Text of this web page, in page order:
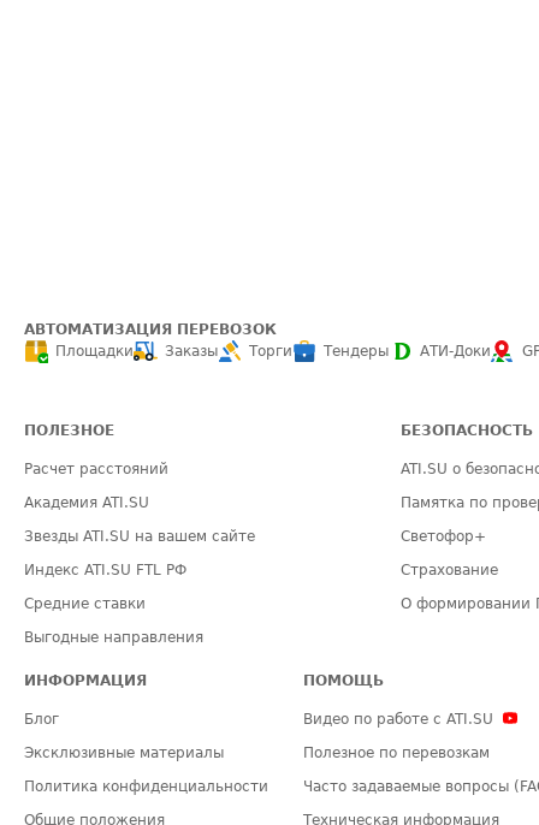
АВТОМАТИЗАЦИЯ ПЕРЕВОЗОК
Площадки
Заказы Торги Тендеры АТИ-Доки
ПОЛЕЗНОЕ
Расчет расстояний
Академия ATI.SU
Звезды ATI.SU на вашем сайте
Индекс ATI.SU FTL РФ
Средние ставки
Выгодные направления
БЕЗОПАСНОСТЬ
ATI.SU о
Памятка по
Светофор+
Страхование
О формировании
ИНФОРМАЦИЯ
Блог
Эксклюзивные материалы
Политика конфиденциальности
Общие положения
ПОМОЩЬ
Видео по работе с ATI.SU
Полезное по перевозкам
Часто задаваемые вопросы
Техническая информация